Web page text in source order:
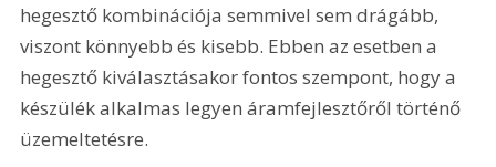
hegesztő kombinációja semmivel sem drágább,
viszont könnyebb és kisebb. Ebben az esetben a
hegesztő kiválasztásakor fontos szempont, hogy a
készülék alkalmas legyen áramfejlesztőről történő
üzemeltetésre.